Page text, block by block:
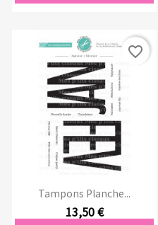
Tampons Planche...
13,50 €
favorite_border